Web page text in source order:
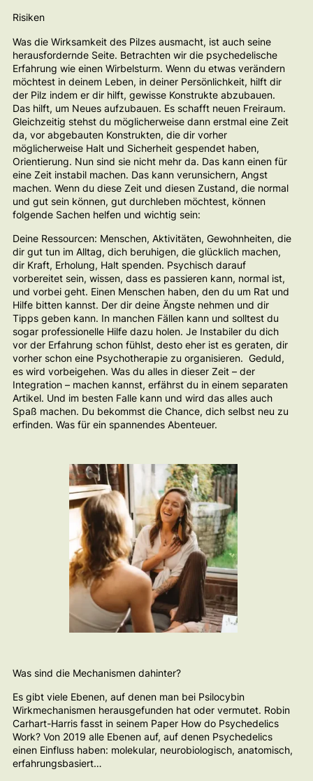
Risiken
Was die Wirksamkeit des Pilzes ausmacht, ist auch seine
herausfordernde Seite. Betrachten wir die psychedelische
Erfahrung wie einen Wirbelsturm. Wenn du etwas verändern
möchtest in deinem Leben, in deiner Persönlichkeit, hilft dir
der Pilz indem er dir hilft, gewisse Konstrukte abzubauen.
Das hilft, um Neues aufzubauen. Es schafft neuen Freiraum.
Gleichzeitig stehst du möglicherweise dann erstmal eine Zeit
da, vor abgebauten Konstrukten, die dir vorher
möglicherweise Halt und Sicherheit gespendet haben,
Orientierung. Nun sind sie nicht mehr da. Das kann einen für
eine Zeit instabil machen. Das kann verunsichern, Angst
machen. Wenn du diese Zeit und diesen Zustand, die normal
und gut sein können, gut durchleben möchtest, können
folgende Sachen helfen und wichtig sein:
Deine Ressourcen: Menschen, Aktivitäten, Gewohnheiten, die
dir gut tun im Alltag, dich beruhigen, die glücklich machen,
dir Kraft, Erholung, Halt spenden. Psychisch darauf
vorbereitet sein, wissen, dass es passieren kann, normal ist,
und vorbei geht. Einen Menschen haben, den du um Rat und
Hilfe bitten kannst. Der dir deine Ängste nehmen und dir
Tipps geben kann. In manchen Fällen kann und solltest du
sogar professionelle Hilfe dazu holen. Je Instabiler du dich
vor der Erfahrung schon fühlst, desto eher ist es geraten, dir
vorher schon eine Psychotherapie zu organisieren. Geduld,
es wird vorbeigehen. Was du alles in dieser Zeit – der
Integration – machen kannst, erfährst du in einem separaten
Artikel. Und im besten Falle kann und wird das alles auch
Spaß machen. Du bekommst die Chance, dich selbst neu zu
erfinden. Was für ein spannendes Abenteuer.
Was sind die Mechanismen dahinter?
Es gibt viele Ebenen, auf denen man bei Psilocybin
Wirkmechanismen herausgefunden hat oder vermutet. Robin
Carhart-Harris fasst in seinem Paper How do Psychedelics
Work? Von 2019 alle Ebenen auf, auf denen Psychedelics
einen Einfluss haben: molekular, neurobiologisch, anatomisch,
erfahrungsbasiert…